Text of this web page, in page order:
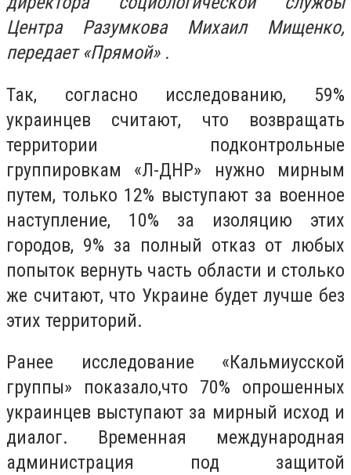
Центра Разумкова Михаил Мищенко,
передает «Прямой» .
Так, согласно исследованию, 59%
украинцев считают, что возвращать
территории подконтрольные
группировкам «Л-ДНР» нужно мирным
путем, только 12% выступают за военное
наступление, 10% за изоляцию этих
городов, 9% за полный отказ от любых
попыток вернуть часть области и столько
же считают, что Украине будет лучше без
этих территорий.
Ранее исследование «Кальмиусской
группы» показало,что 70% опрошенных
украинцев выступают за мирный исход и
диалог. Временная международная
администрация под защитой